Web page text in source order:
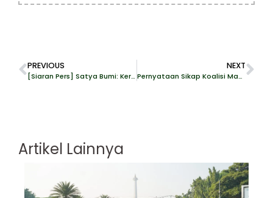
PREVIOUS
[Siaran Pers] Satya Bumi: Kerap Dianaktirikan dari Sawit, Karet dan Kakao Perlu Perbaikan Tata Kelola dengan Manfaatkan EUDR
NEXT
Pernyataan Sikap Koalisi Masyarakat Sipil – Deforestasi Mayawana Persada Sebabkan Bencana Banjir
Artikel Lainnya